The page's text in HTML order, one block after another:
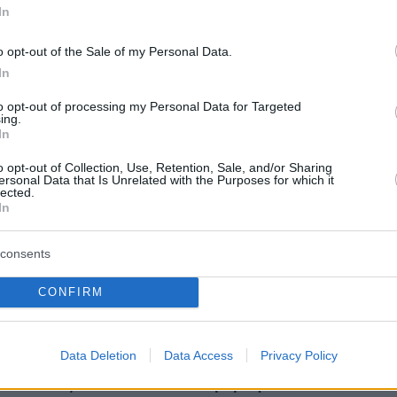
opt-out of the Sale of my Personal Data.
opt-out of processing my Personal Data for Targeted
opt-out of Collection, Use, Retention, Sale, and/or Sharing
Data that Is Unrelated with the Purposes for which it
CONFIRM
Data Deletion Data Access Privacy Policy
και τους τρεις για την πολύτιμη προσφορά
τους βήματα».
protothema.gr στο Google News
Ειδήσειςαπό την Ελλάδα και τον Κόσμο, τη
στο
ΕιδήσειςΔημοφιλή
μόνο το κρέας –
πιάτο σας
εξοχή
Σε αυτή τη χώρα όλα τα νέα